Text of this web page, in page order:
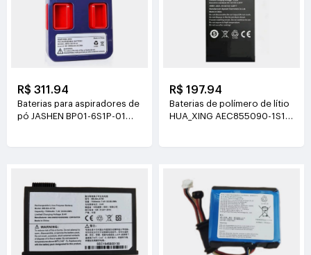
R$ 311.94
Baterias para aspiradores de
pó JASHEN BP01-6S1P-01
R$ 197.94
Baterias de polímero de lítio
HUA_XING AEC855090-1S1P